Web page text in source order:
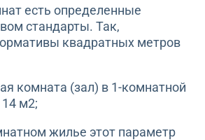
есть определенные
стандарты. Так,
квадратных метров
комната (зал) в 1-комнатной
м2;
жилье этот параметр